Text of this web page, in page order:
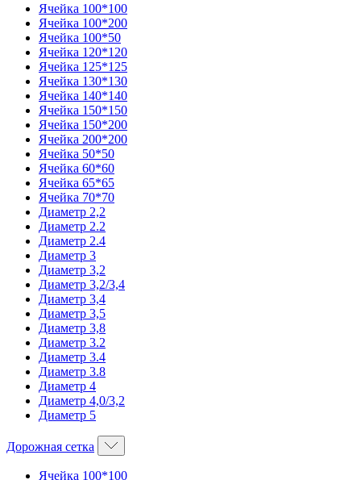
Ячейка 100*100
Ячейка 100*200
Ячейка 100*50
Ячейка 120*120
Ячейка 125*125
Ячейка 130*130
Ячейка 140*140
Ячейка 150*150
Ячейка 150*200
Ячейка 200*200
Ячейка 50*50
Ячейка 60*60
Ячейка 65*65
Ячейка 70*70
Диаметр 2,2
Диаметр 2.2
Диаметр 2.4
Диаметр 3
Диаметр 3,2
Диаметр 3,2/3,4
Диаметр 3,4
Диаметр 3,5
Диаметр 3,8
Диаметр 3.2
Диаметр 3.4
Диаметр 3.8
Диаметр 4
Диаметр 4,0/3,2
Диаметр 5
Дорожная сетка
Ячейка 100*100